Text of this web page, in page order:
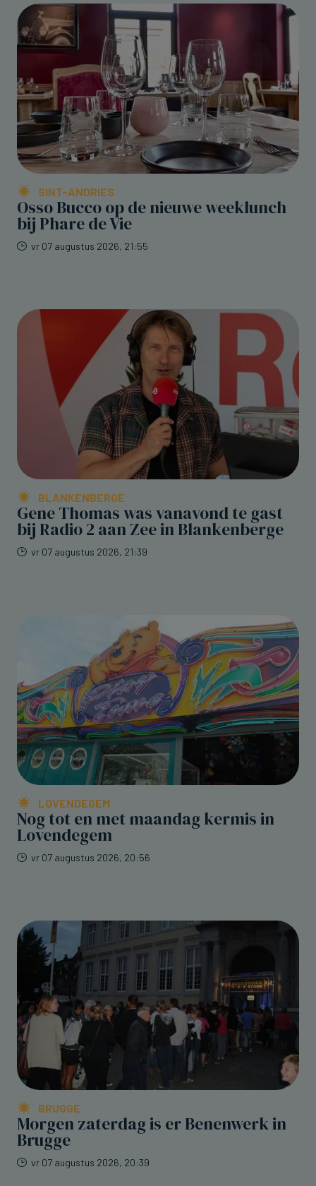
SINT-ANDRIES
Osso Bucco op de nieuwe weeklunch
bij Phare de Vie
vr 07 augustus 2026, 21:55
BLANKENBERGE
Gene Thomas was vanavond te gast
bij Radio 2 aan Zee in Blankenberge
vr 07 augustus 2026, 21:39
LOVENDEGEM
Nog tot en met maandag kermis in
Lovendegem
vr 07 augustus 2026, 20:56
BRUGGE
Morgen zaterdag is er Benenwerk in
Brugge
vr 07 augustus 2026, 20:39